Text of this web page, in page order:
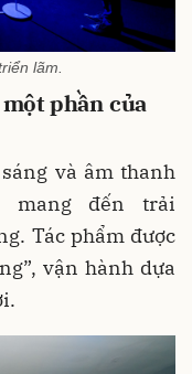
lãm.
phần của
và âm thanh
mang đến trải
Tác phẩm được
vận hành dựa